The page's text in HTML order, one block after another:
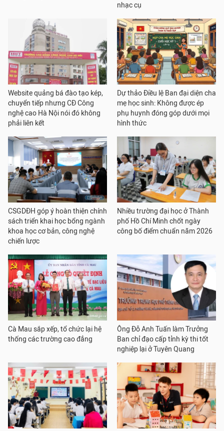
nhạc cụ
Website quảng bá đào tạo kép,
chuyển tiếp nhưng CĐ Công
nghệ cao Hà Nội nói đó không
phải liên kết
Dự thảo Điều lệ Ban đại diện cha
mẹ học sinh: Không được ép
phụ huynh đóng góp dưới mọi
hình thức
CSGDĐH góp ý hoàn thiện chính
sách triển khai học bổng ngành
khoa học cơ bản, công nghệ
chiến lược
Nhiều trường đại học ở Thành
phố Hồ Chí Minh chốt ngày
công bố điểm chuẩn năm 2026
Cà Mau sắp xếp, tổ chức lại hệ
thống các trường cao đẳng
Ông Đỗ Anh Tuấn làm Trưởng
Ban chỉ đạo cấp tỉnh kỳ thi tốt
nghiệp lại ở Tuyên Quang